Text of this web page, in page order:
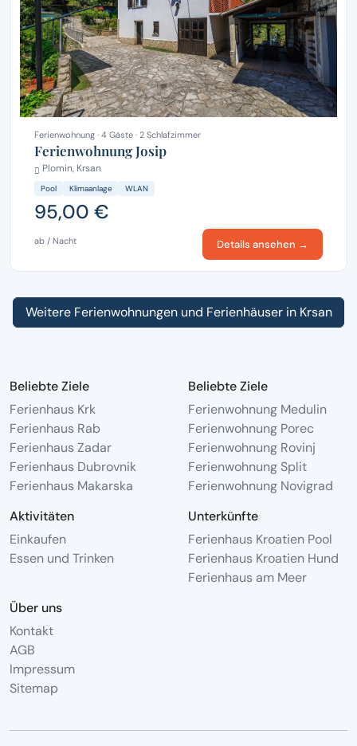
Ferienwohnung · 4 Gäste · 2 Schlafzimmer
Ferienwohnung Josip
Plomin, Krsan
Pool Klimaanlage WLAN
95,00 €
ab / Nacht Details ansehen →
Weitere Ferienwohnungen und Ferienhäuser in Krsan
Beliebte Ziele
Ferienhaus Krk
Ferienhaus Rab
Ferienhaus Zadar
Ferienhaus Dubrovnik
Ferienhaus Makarska
Beliebte Ziele
Ferienwohnung Medulin
Ferienwohnung Porec
Ferienwohnung Rovinj
Ferienwohnung Split
Ferienwohnung Novigrad
Aktivitäten
Einkaufen
Essen und Trinken
Unterkünfte
Ferienhaus Kroatien Pool
Ferienhaus Kroatien Hund
Ferienhaus am Meer
Über uns
Kontakt
AGB
Impressum
Sitemap